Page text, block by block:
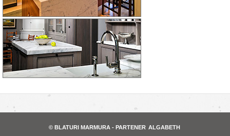
© BLATURI MARMURA - PARTENER ALGABETH